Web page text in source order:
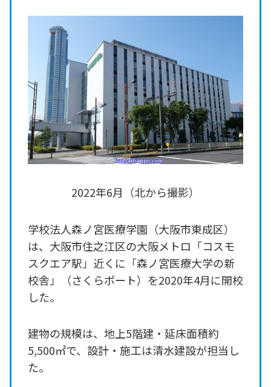
2022年6月（北から撮影）
学校法人森ノ宮医療学園（大阪市東成区）
は、大阪市住之江区の大阪メトロ「コスモ
スクエア駅」近くに「森ノ宮医療大学の新
校舎」（さくらポート）を2020年4月に開校
した。
建物の規模は、地上5階建・延床面積約
5,500㎡で、設計・施工は清水建設が担当し
た。